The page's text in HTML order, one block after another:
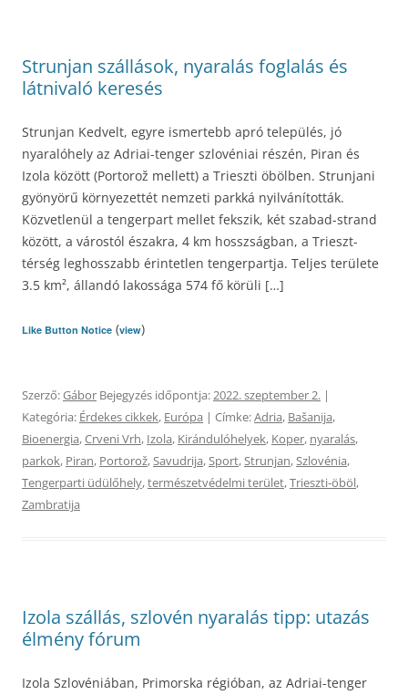
Strunjan szállások, nyaralás foglalás és
látnivaló keresés
Strunjan Kedvelt, egyre ismertebb apró település, jó
nyaralóhely az Adriai-tenger szlovéniai részén, Piran és
Izola között (Portorož mellett) a Trieszti öbölben. Strunjani
gyönyörű környezettét nemzeti parkká nyilvánították.
Közvetlenül a tengerpart mellet fekszik, két szabad-strand
között, a várostól északra, 4 km hosszságban, a Trieszt-
térség leghosszabb érintetlen tengerpartja. Teljes területe
3.5 km², állandó lakossága 574 fő körüli […]
Like Button Notice (view)
Szerző:Gábor Bejegyzés időpontja:2022. szeptember 2. |
Kategória: Érdekes cikkek, Európa | Címke:Adria, Bašanija,
Bioenergia,Crveni Vrh, Izola, Kirándulóhelyek, Koper, nyaralás,
parkok, Piran, Portorož,Savudrija,Sport,Strunjan,Szlovénia,
Tengerparti üdülőhely,természetvédelmi terület,Trieszti-öböl,
Zambratija
Izola szállás, szlovén nyaralás tipp: utazás
élmény fórum
Izola Szlovéniában, Primorska régióban, az Adriai-tenger